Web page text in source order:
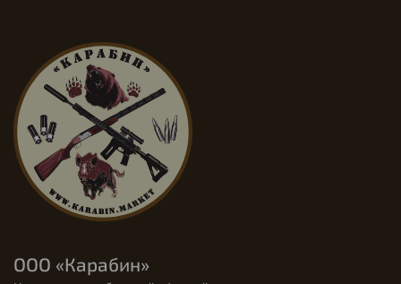
ООО «Карабин»